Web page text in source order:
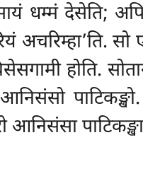
धम्मं
अचरिम्हा’ति. सो
होति.
आनिसंसा